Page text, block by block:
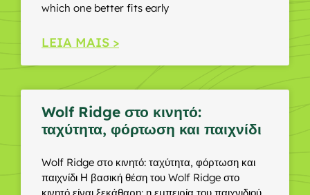
which one better fits early
LEIA MAIS >
Wolf Ridge στο κινητό:
ταχύτητα, φόρτωση και παιχνίδι
Wolf Ridge στο κινητό: ταχύτητα, φόρτωση και
παιχνίδι Η βασική θέση του Wolf Ridge στο